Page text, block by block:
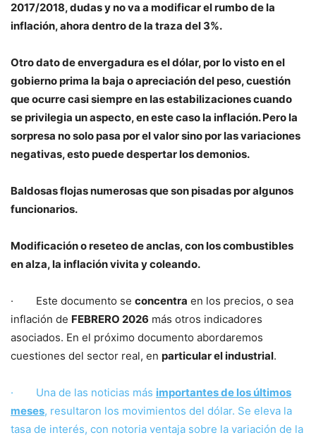
2017/2018, dudas y no va a modificar el rumbo de la
inflación, ahora dentro de la traza del 3%.
Otro dato de envergadura es el dólar, por lo visto en el
gobierno prima la baja o apreciación del peso, cuestión
que ocurre casi siempre en las estabilizaciones cuando
se privilegia un aspecto, en este caso la inflación. Pero la
sorpresa no solo pasa por el valor sino por las variaciones
negativas, esto puede despertar los demonios.
Baldosas flojas numerosas que son pisadas por algunos
funcionarios.
Modificación o reseteo de anclas, con los combustibles
en alza, la inflación vivita y coleando.
· Este documento se concentra en los precios, o sea
inflación de FEBRERO 2026 más otros indicadores
asociados. En el próximo documento abordaremos
cuestiones del sector real, en particular el industrial.
· Una de las noticias más importantes de los últimos
meses, resultaron los movimientos del dólar. Se eleva la
tasa de interés, con notoria ventaja sobre la variación de la